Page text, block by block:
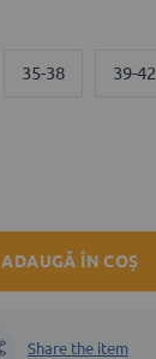
35-38 39-42
ADAUGĂ ÎN COȘ
Share the item